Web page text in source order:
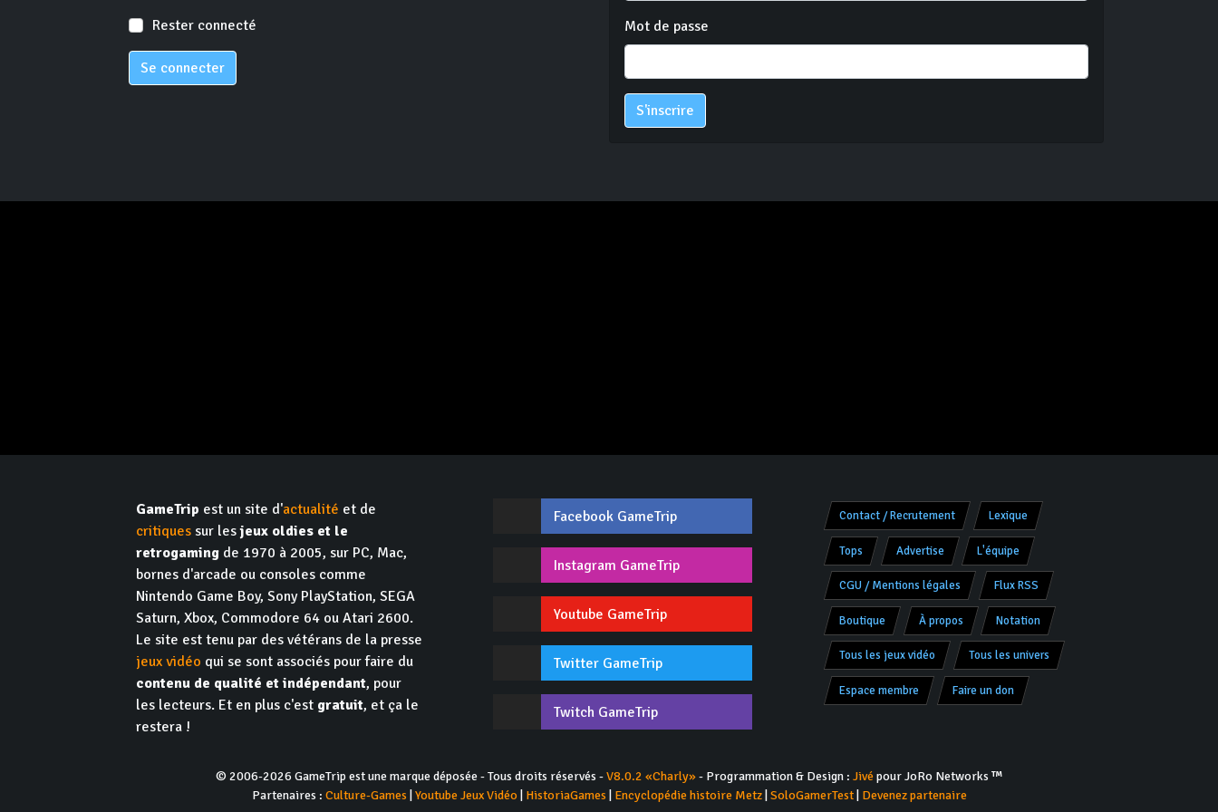
Rester connecté
Se connecter
Mot de passe
S'inscrire
GameTrip est un site d'actualité et de
critiques sur lesjeux oldies et le
retrogaming de 1970 à 2005, sur PC, Mac,
bornes d'arcade ou consoles comme
Nintendo Game Boy, Sony PlayStation, SEGA
Saturn, Xbox, Commodore 64 ou Atari 2600.
Le site est tenu par des vétérans de la presse
jeux vidéo qui se sont associés pour faire du
contenu de qualité et indépendant, pour
les lecteurs. Et en plus c'est gratuit, et ça le
restera !
Facebook GameTrip
Instagram GameTrip
Youtube GameTrip
Twitter GameTrip
Twitch GameTrip
Contact / Recrutement Lexique
Tops Advertise L'équipe
CGU / Mentions légales Flux RSS
Boutique À propos Notation
Tous les jeux vidéo Tous les univers
Espace membre Faire un don
© 2006-2026 GameTrip est une marque déposée - Tous droits réservés -V8.0.2 «Charly»- Programmation & Design : Jivépour JoRo Networks ™
Partenaires : Culture-Games Youtube Jeux Vidéo| HistoriaGames Encyclopédie histoire Metz| SoloGamerTest| Devenez partenaire